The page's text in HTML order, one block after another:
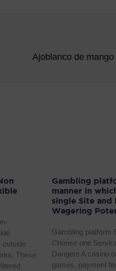
Ajoblanco de
outside
These
Gambling
manner in
single Site and
Wagering
Gambling platform
Choose one
Dangers A casino
games, payment